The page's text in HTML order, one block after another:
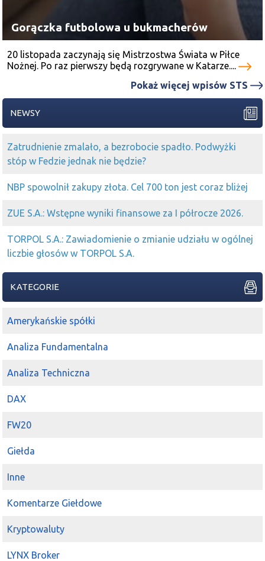
Gorączka futbolowa u bukmacherów
20 listopada zaczynają się Mistrzostwa Świata w Piłce
Nożnej. Po raz pierwszy będą rozgrywane w Katarze....
Pokaż więcej wpisów STS
NEWSY
Zatrudnienie zmalało, a bezrobocie spadło. Podwyżki
stóp w Fedzie jednak nie będzie?
NBP spowolnił zakupy złota. Cel 700 ton jest coraz bliżej
ZUE S.A.: Wstępne wyniki finansowe za I półrocze 2026.
TORPOL S.A.: Zawiadomienie o zmianie udziału w ogólnej
liczbie głosów w TORPOL S.A.
KATEGORIE
Amerykańskie spółki
Analiza Fundamentalna
Analiza Techniczna
DAX
FW20
Giełda
Inne
Komentarze Giełdowe
Kryptowaluty
LYNX Broker